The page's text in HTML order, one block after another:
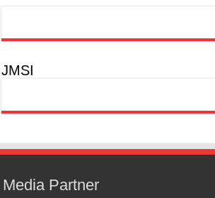
JMSI
Media Partner